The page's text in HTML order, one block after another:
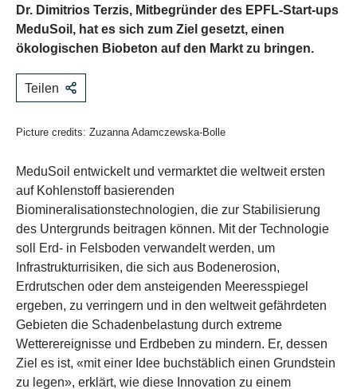
Dr. Dimitrios Terzis, Mitbegründer des EPFL-Start-ups
MeduSoil, hat es sich zum Ziel gesetzt, einen
ökologischen Biobeton auf den Markt zu bringen.
Teilen
Picture credits: Zuzanna Adamczewska-Bolle
MeduSoil entwickelt und vermarktet die weltweit ersten
auf Kohlenstoff basierenden
Biomineralisationstechnologien, die zur Stabilisierung
des Untergrunds beitragen können. Mit der Technologie
soll Erd- in Felsboden verwandelt werden, um
Infrastrukturrisiken, die sich aus Bodenerosion,
Erdrutschen oder dem ansteigenden Meeresspiegel
ergeben, zu verringern und in den weltweit gefährdeten
Gebieten die Schadenbelastung durch extreme
Wetterereignisse und Erdbeben zu mindern. Er, dessen
Ziel es ist, «mit einer Idee buchstäblich einen Grundstein
zu legen», erklärt, wie diese Innovation zu einem